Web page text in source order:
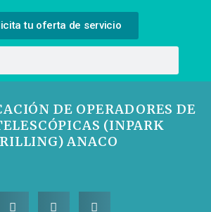
tu oferta de servicio
DE OPERADORES DE
(INPARK
ANACO